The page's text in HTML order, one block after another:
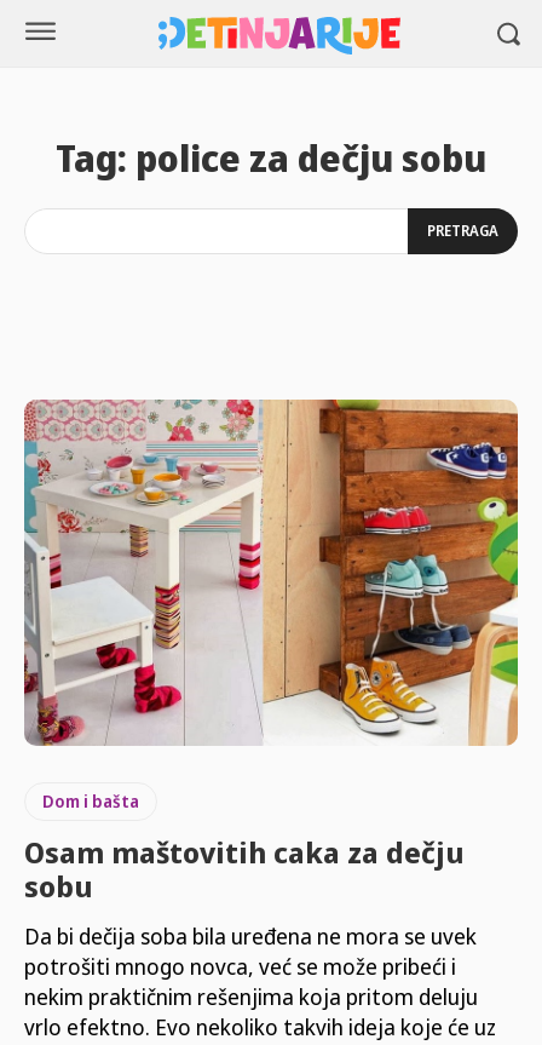
Tag: police za dečju sobu
PRETRAGA
Dom i bašta
Osam maštovitih caka za dečju
sobu
Da bi dečija soba bila uređena ne mora se uvek
potrošiti mnogo novca, već se može pribeći i
nekim praktičnim rešenjima koja pritom deluju
vrlo efektno. Evo nekoliko takvih ideja koje će uz